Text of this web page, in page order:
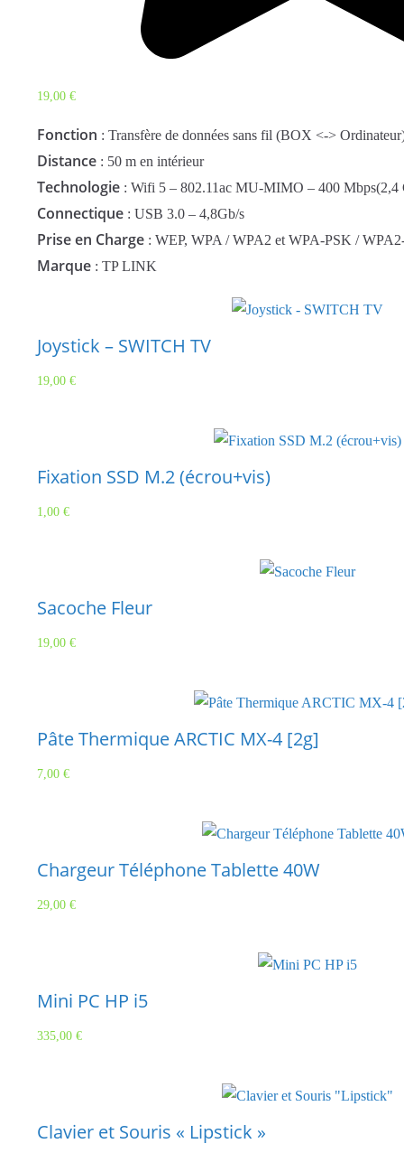
19,00 €
Fonction : Transfère de données sans fil (BOX <->
Distance : 50 m en intérieur
Technologie : Wifi 5 – ‎802.11ac MU-MIMO – 400
Connectique : USB 3.0 – 4,8Gb/s
Prise en Charge : WEP, WPA / WPA2 et WPA-PSK /
Marque : TP LINK
Joystick – SWITCH TV
19,00 €
Fixation SSD M.2 (écrou+vis)
1,00 €
Sacoche Fleur
19,00 €
Pâte Thermique ARCTIC MX-4 [2g]
7,00 €
Chargeur Téléphone Tablette 40W
29,00 €
Mini PC HP i5
335,00 €
Clavier et Souris « Lipstick »